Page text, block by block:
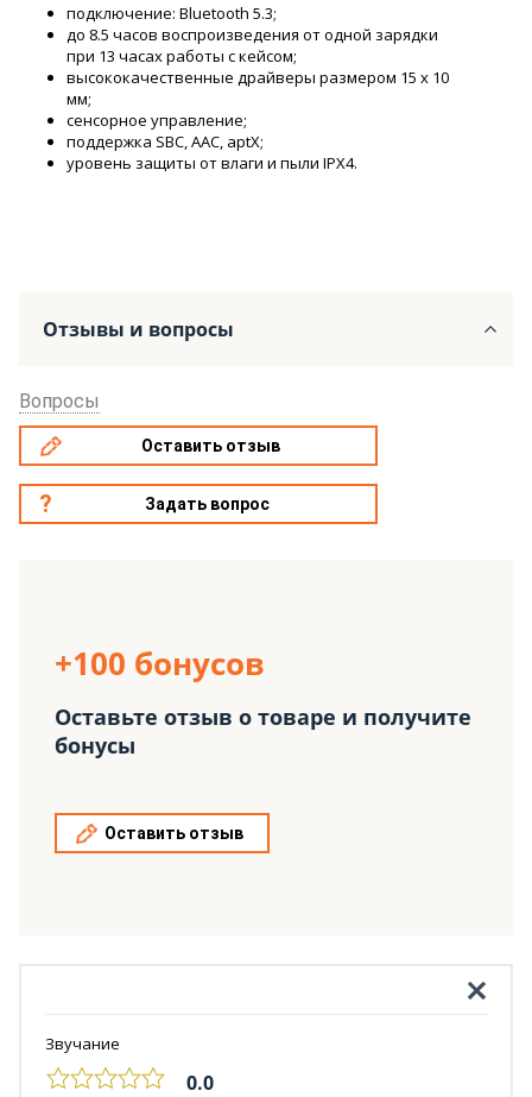
подключение: Bluetooth 5.3;
до 8.5 часов воспроизведения от одной зарядки
при 13 часах работы с кейсом;
высококачественные драйверы размером 15 x 10
мм;
сенсорное управление;
поддержка SBC, AAC, aptX;
уровень защиты от влаги и пыли IPX4.
Отзывы и вопросы
Вопросы
Оставить отзыв
Задать вопрос
+100 бонусов
Оставьте отзыв о товаре и получите
бонусы
Оставить отзыв
Звучание
0.0